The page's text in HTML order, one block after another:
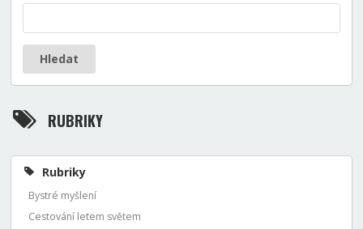
Hledat
RUBRIKY
Rubriky
Bystré myšlení
Cestování letem světem